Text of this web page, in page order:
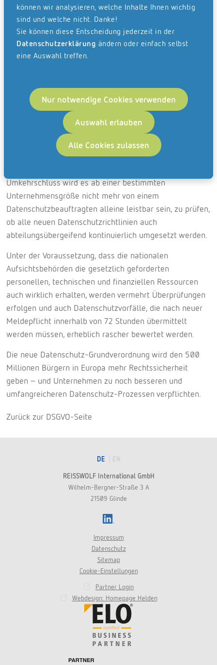
können wir analysieren, welche Inhalte Ihnen wichtig
sind und welche nicht. Danke!
Sie können diese Entscheidung jederzeit in der
Datenschutzerklärung ändern oder einfach selbst
eine Auswahl treffen.
Alle Cookies zulassen
Auswahl erlauben
Nur notwendige Cookies verwenden
Verkürzt gesagt, verpflichtet die neue DSGVO alle
europäischen oder im europäischen Wirtschaftsraum
tätigen Unternehmen (Marktortprinzip), unabhängig von
ihrer Mitarbeiteranzahl, ein komplexes Datenschutz-
Zeitpunkt sicherstellt. Für Kleinstunternehmer bis 9
Mitarbeiter resultiert daraus nahezu zwingend die
Notwendigkeit einen Datenschutzbeauftragten
einzubinden, um den umfangreichen Nachweispflichten
rechtssicher nachzukommen – auch wenn dies nur
Pflicht wird, wenn das Geschäftsmodell im Kern auf der
Umkehrschluss wird es ab einer bestimmten
Unternehmensgröße nicht mehr von einem
Datenschutzbeauftragten alleine leistbar sein, zu prüfen,
ob alle neuen Datenschutzrichtlinien auch
abteilungsübergeifend kontinuierlich umgesetzt werden.
Unter der Voraussetzung, dass die nationalen
Aufsichtsbehörden die gesetzlich geforderten
personellen, technischen und finanziellen Ressourcen
auch wirklich erhalten, werden vermehrt Überprüfungen
erfolgen und auch Datenschutzvorfälle, die nach neuer
Meldepflicht innerhalb von 72 Stunden übermittelt
werden müssen, erheblich rascher bewertet werden.
Die neue Datenschutz-Grundverordnung wird den 500
Millionen Bürgern in Europa mehr Rechtssicherheit
geben – und Unternehmen zu noch besseren und
umfangreicheren Datenschutz-Prozessen verpflichten.
Zurück zur DSGVO-Seite
DE EN
REISSWOLF International GmbH
Wilhelm-Bergner-Straße 3 A
21509 Glinde
Impressum
Datenschutz
Sitemap
Cookie-Einstellungen
Partner Login
Webdesign: Homepage Helden